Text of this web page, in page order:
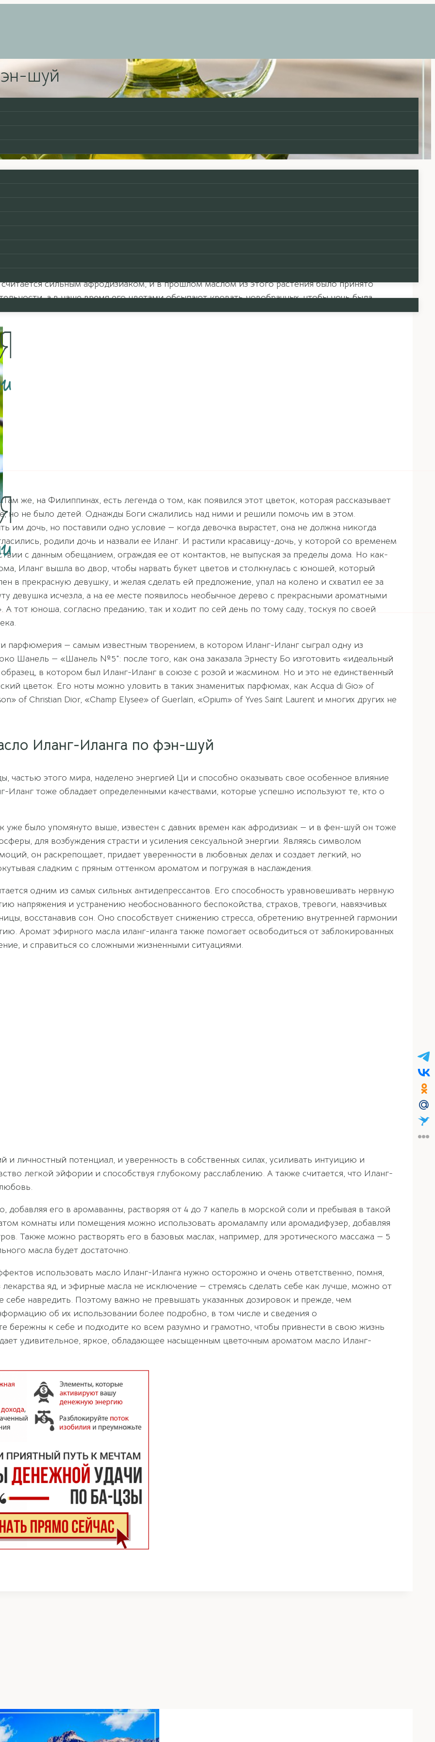
шуй
этого индонезийского растения, яркий цветочно-фруктовый аромат которого можно
погоду. С давних времен этот цветок в форме звезды с длинными лепестками
оберега — на Филиппинах считается, что цветы Иланг-Иланга отгоняют злых духов, а
их применяли в медицинских целях, измельчая в пасту и втирая в кожу при укусаx
сильным афродизиаком, и в прошлом маслом из этого растения было принято
а в наше время его цветами обсыпают кровать новобрачных, чтобы ночь была
Там же, на Филиппинах, есть легенда о том, как появился этот цветок, которая рассказывает
но не было детей. Однажды Боги сжалились над ними и решили помочь им в этом.
им дочь, но поставили одно условие — когда девочка вырастет, она не должна никогда
родили дочь и назвали ее Иланг. И растили красавицу-дочь, у которой со временем
с данным обещанием, ограждая ее от контактов, не выпуская за пределы дома. Но как-
Иланг вышла во двор, чтобы нарвать букет цветов и столкнулась с юношей, который
в прекрасную девушку, и желая сделать ей предложение, упал на колено и схватил ее за
девушка исчезла, а на ее месте появилось необычное дерево с прекрасными ароматными
тот юноша, согласно преданию, так и ходит по сей день по тому саду, тоскуя по своей
парфюмерия — самым известным творением, в котором Иланг-Иланг сыграл одну из
Шанель — «Шанель №5″: после того, как она заказала Эрнесту Бо изготовить «идеальный
в котором был Иланг-Иланг в союзе с розой и жасмином. Но и это не единственный
цветок. Его ноты можно уловить в таких знаменитых парфюмах, как Acqua di Gio» of
of Christian Dior, «Champ Elysee» of Guerlain, «Opium» of Yves Saint Laurent и многих других не
Иланг-Иланга по фэн-шуй
частью этого мира, наделено энергией Ци и способно оказывать свое особенное влияние
Иланг тоже обладает определенными качествами, которые успешно используют те, кто о
уже было упомянуто выше, известен с давних времен как афродизиак — и в фен-шуй он тоже
для возбуждения страсти и усиления сексуальной энергии. Являясь символом
он раскрепощает, придает уверенности в любовных делах и создает легкий, но
сладким с пряным оттенком ароматом и погружая в наслаждения.
одним из самых сильных антидепрессантов. Его способность уравновешивать нервную
напряжения и устранению необоснованного беспокойства, страхов, тревоги, навязчивых
восстанавив сон. Оно способствует снижению стресса, обретению внутренней гармонии
Аромат эфирного масла иланг-иланга также помогает освободиться от заблокированных
и справиться со сложными жизненными ситуациями.
личностный потенциал, и уверенность в собственных силах, усиливать интуицию и
легкой эйфории и способствуя глубокому расслаблению. А также считается, что Иланг-
его в аромаванны, растворяя от 4 до 7 капель в морской соли и пребывая в такой
комнаты или помещения можно использовать аромалампу или аромадифузер, добавляя
Также можно растворять его в базовых маслах, например, для эротического массажа — 5
масла будет достаточно.
использовать масло Иланг-Иланга нужно осторожно и очень ответственно, помня,
яд, и эфирные масла не исключение — стремясь сделать себе как лучше, можно от
навредить. Поэтому важно не превышать указанных дозировок и прежде, чем
об их использовании более подробно, в том числе и сведения о
бережны к себе и подходите ко всем разумно и грамотно, чтобы привнести в свою жизнь
удивительное, яркое, обладающее насыщенным цветочным ароматом масло Иланг-